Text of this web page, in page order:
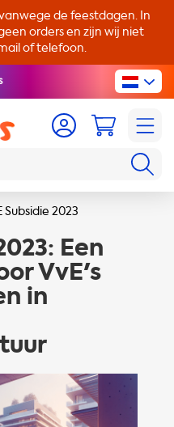
de feestdagen. In
orders en zijn wij niet
of telefoon.
Subsidie 2023
Een
VvE's
in